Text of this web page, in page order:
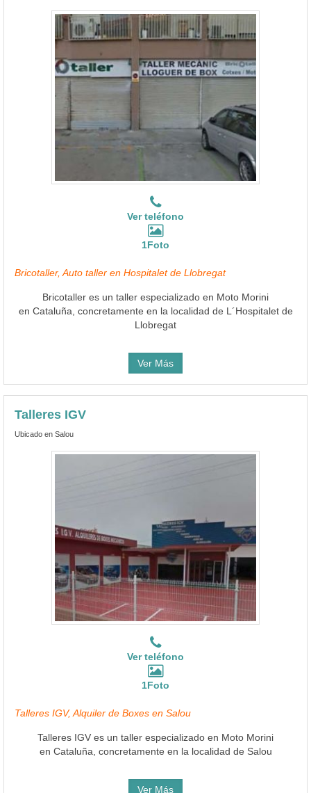
Ver teléfono
1Foto
Bricotaller, Auto taller en Hospitalet de Llobregat
Bricotaller es un taller especializado en Moto Morini
en Cataluña, concretamente en la localidad de L´Hospitalet de
Llobregat
Ver Más
Talleres IGV
Ubicado en Salou
Ver teléfono
1Foto
Talleres IGV, Alquiler de Boxes en Salou
Talleres IGV es un taller especializado en Moto Morini
en Cataluña, concretamente en la localidad de Salou
Ver Más